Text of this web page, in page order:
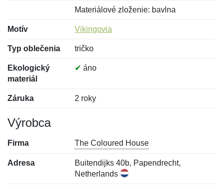
Materiálové zloženie: bavlna
Motív Vikingovia
Typ oblečenia tričko
Ekologický
materiál
✔ áno
Záruka 2 roky
Výrobca
Firma The Coloured House
Adresa
Buitendijks 40b, Papendrecht,
Netherlands